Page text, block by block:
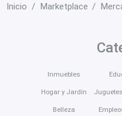
Inicio Marketplace
Inmuebles
Hogar y Jardín
Belleza